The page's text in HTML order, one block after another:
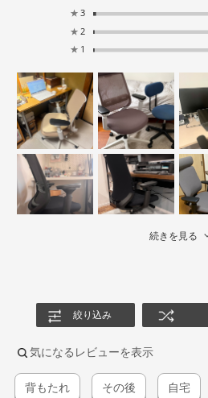
★ 3
★ 2
★ 1
続きを見る
絞り込み
気になるレビューを表示
背もたれ その後 自宅